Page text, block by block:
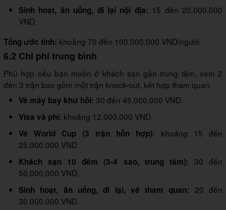
Sinh hoạt, ăn uống, đi lại nội địa: 15 đến 20.000.000
VND.
Tổng ước tính: khoảng 70 đến 100.000.000 VND/người.
6.2 Chi phí trung bình
Phù hợp nếu bạn muốn ở khách sạn gần trung tâm, xem 2
đến 3 trận bao gồm một trận knock-out, kết hợp tham quan.
Vé máy bay khứ hồi: 30 đến 45.000.000 VND.
Visa và phí: khoảng 12.000.000 VND.
Vé World Cup (3 trận hỗn hợp): khoảng 15 đến
25.000.000 VND.
Khách sạn 10 đêm (3-4 sao, trung tâm): 30 đến
50.000.000 VND.
Sinh hoạt, ăn uống, đi lại, vé tham quan: 20 đến
30.000.000 VND.